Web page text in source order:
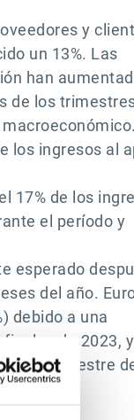
y
un 13%. Las
han
de los
los ingresos al
17% de los
el período y
esperado
del año.
debido a una
de 2023, y
semestre